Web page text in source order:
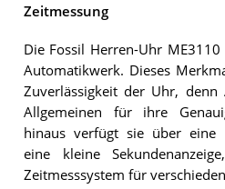
Zeitmessung
Die Fossil Herren-Uhr
Automatikwerk. Dieses
Zuverlässigkeit der Uhr,
Allgemeinen für ihre
hinaus verfügt sie über eine
eine kleine
Zeitmesssystem für